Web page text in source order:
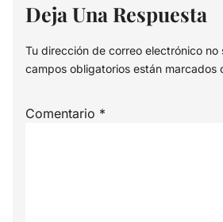
Deja Una Respuesta
Tu dirección de correo electrónico no
campos obligatorios están marcados
Comentario *